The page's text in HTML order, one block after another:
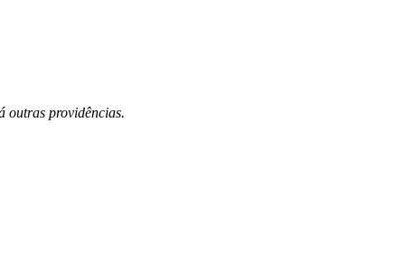
outras providências.